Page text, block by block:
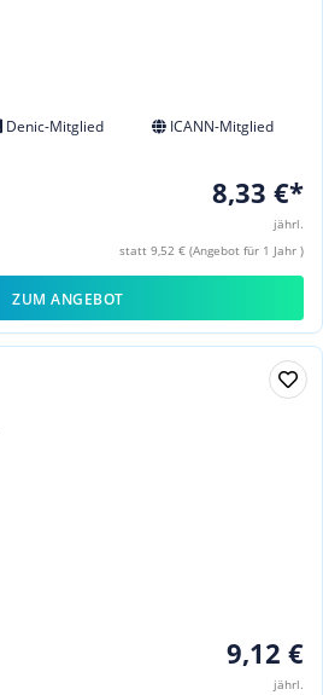
Denic-Mitglied
ICANN-Mitglied
8,33 €*
jährl.
statt 9,52 € (Angebot für 1 Jahr )
ZUM ANGEBOT
9,12 €
jährl.